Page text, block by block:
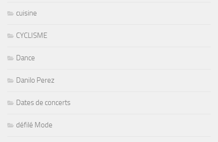
cuisine
CYCLISME
Dance
Danilo Perez
Dates de concerts
défilé Mode